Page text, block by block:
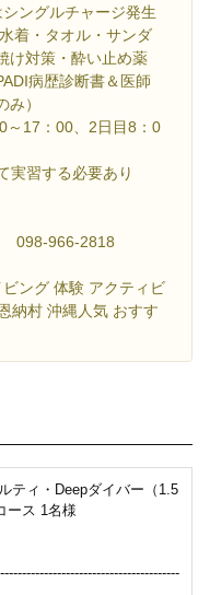
ングルチャージ発生
着・タオル・サンダ
け対策・酔い止め薬
病歴診断書＆医師
）
～17：00、2日目8：0
実習する必要あり
098-966-2818
ング 体験 アクティビ
納村 沖縄人気 おすす
ティ・Deepダイバー（1.5
ース 1名様